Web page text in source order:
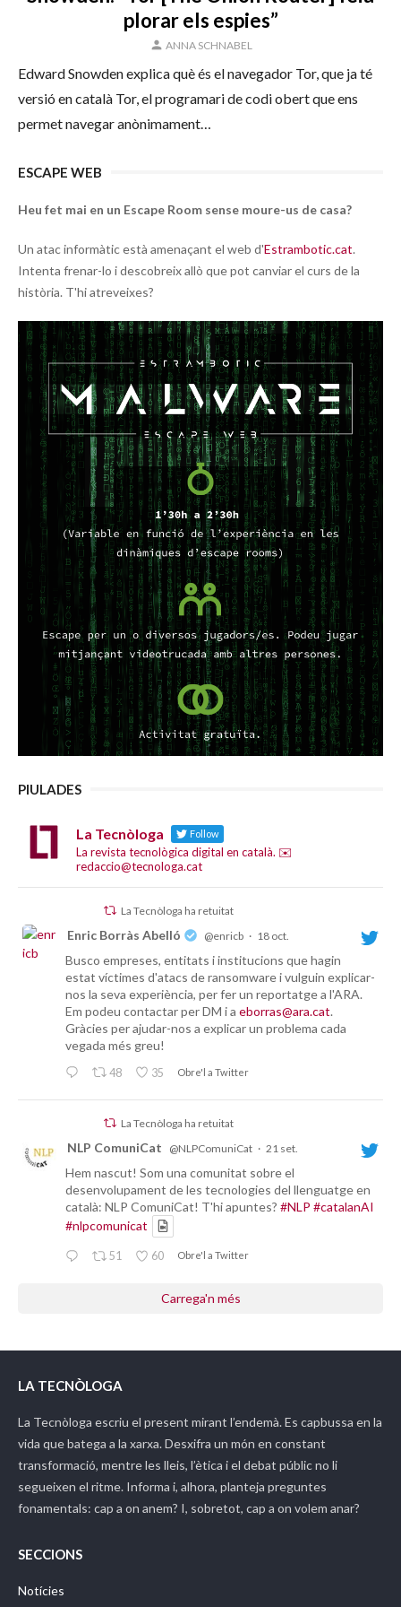
plorar els espies”
AUTOR
ANNA SCHNABEL
Edward Snowden explica què és el navegador Tor, que ja té
versió en català Tor, el programari de codi obert que ens
permet navegar anònimament…
ESCAPE WEB
Heu fet mai en un Escape Room sense moure-us de casa?
Un atac informàtic està amenaçant el web d'Estrambotic.cat.
Intenta frenar-lo i descobreix allò que pot canviar el curs de la
història. T'hi atreveixes?
PIULADES
La Tecnòloga Follow
La revista tecnològica digital en català. ✉️
redaccio@tecnologa.cat
La Tecnòloga ha retuitat
Enric Borràs Abelló @enricb · 18 oct.
Busco empreses, entitats i institucions que hagin
estat víctimes d'atacs de ransomware i vulguin explicar-
nos la seva experiència, per fer un reportatge a l'ARA.
Em podeu contactar per DM i a eborras@ara.cat.
Gràcies per ajudar-nos a explicar un problema cada
vegada més greu!
48 35 Obre'l a Twitter
La Tecnòloga ha retuitat
NLP ComuniCat @NLPComuniCat · 21 set.
Hem nascut! Som una comunitat sobre el
desenvolupament de les tecnologies del llenguatge en
català: NLP ComuniCat! T'hi apuntes? #NLP #catalanAI
#nlpcomunicat
51 60 Obre'l a Twitter
Carrega'n més
LA TECNÒLOGA
La Tecnòloga escriu el present mirant l’endemà. Es capbussa en la
vida que batega a la xarxa. Desxifra un món en constant
transformació, mentre les lleis, l’ètica i el debat públic no li
segueixen el ritme. Informa i, alhora, planteja preguntes
fonamentals: cap a on anem? I, sobretot, cap a on volem anar?
SECCIONS
Notícies